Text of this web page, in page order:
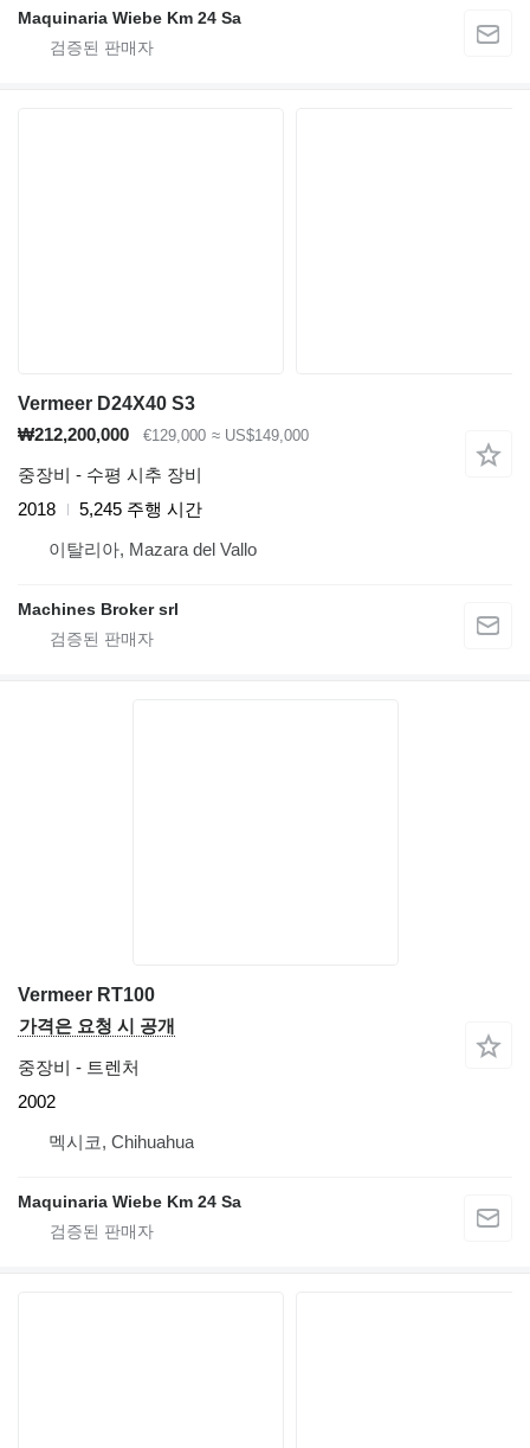
Maquinaria Wiebe Km 24 Sa
Vermeer D24X40 S3
₩212,200,000
€129,000 ≈ US$149,000
중장비 - 수평 시추 장비
2018
5,245 주행 시간
이탈리아, Mazara del Vallo
Machines Broker srl
Vermeer RT100
가격은 요청 시 공개
중장비 - 트렌처
2002
멕시코, Chihuahua
Maquinaria Wiebe Km 24 Sa